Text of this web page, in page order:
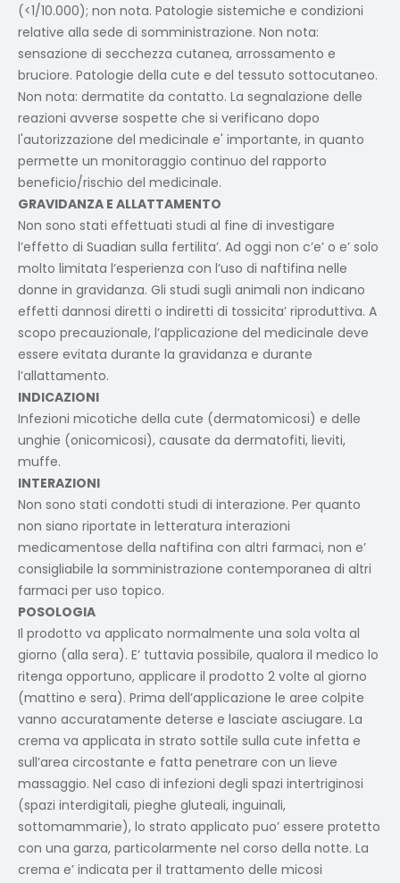
(<1/10.000); non nota. Patologie sistemiche e condizioni
relative alla sede di somministrazione. Non nota:
sensazione di secchezza cutanea, arrossamento e
bruciore. Patologie della cute e del tessuto sottocutaneo.
Non nota: dermatite da contatto. La segnalazione delle
reazioni avverse sospette che si verificano dopo
l'autorizzazione del medicinale e' importante, in quanto
permette un monitoraggio continuo del rapporto
beneficio/rischio del medicinale.
GRAVIDANZA E ALLATTAMENTO
Non sono stati effettuati studi al fine di investigare
l’effetto di Suadian sulla fertilita’. Ad oggi non c’e’ o e’ solo
molto limitata l’esperienza con l’uso di naftifina nelle
donne in gravidanza. Gli studi sugli animali non indicano
effetti dannosi diretti o indiretti di tossicita’ riproduttiva. A
scopo precauzionale, l’applicazione del medicinale deve
essere evitata durante la gravidanza e durante
l’allattamento.
INDICAZIONI
Infezioni micotiche della cute (dermatomicosi) e delle
unghie (onicomicosi), causate da dermatofiti, lieviti,
muffe.
INTERAZIONI
Non sono stati condotti studi di interazione. Per quanto
non siano riportate in letteratura interazioni
medicamentose della naftifina con altri farmaci, non e’
consigliabile la somministrazione contemporanea di altri
farmaci per uso topico.
POSOLOGIA
Il prodotto va applicato normalmente una sola volta al
giorno (alla sera). E’ tuttavia possibile, qualora il medico lo
ritenga opportuno, applicare il prodotto 2 volte al giorno
(mattino e sera). Prima dell’applicazione le aree colpite
vanno accuratamente deterse e lasciate asciugare. La
crema va applicata in strato sottile sulla cute infetta e
sull’area circostante e fatta penetrare con un lieve
massaggio. Nel caso di infezioni degli spazi intertriginosi
(spazi interdigitali, pieghe gluteali, inguinali,
sottomammarie), lo strato applicato puo’ essere protetto
con una garza, particolarmente nel corso della notte. La
crema e’ indicata per il trattamento delle micosi